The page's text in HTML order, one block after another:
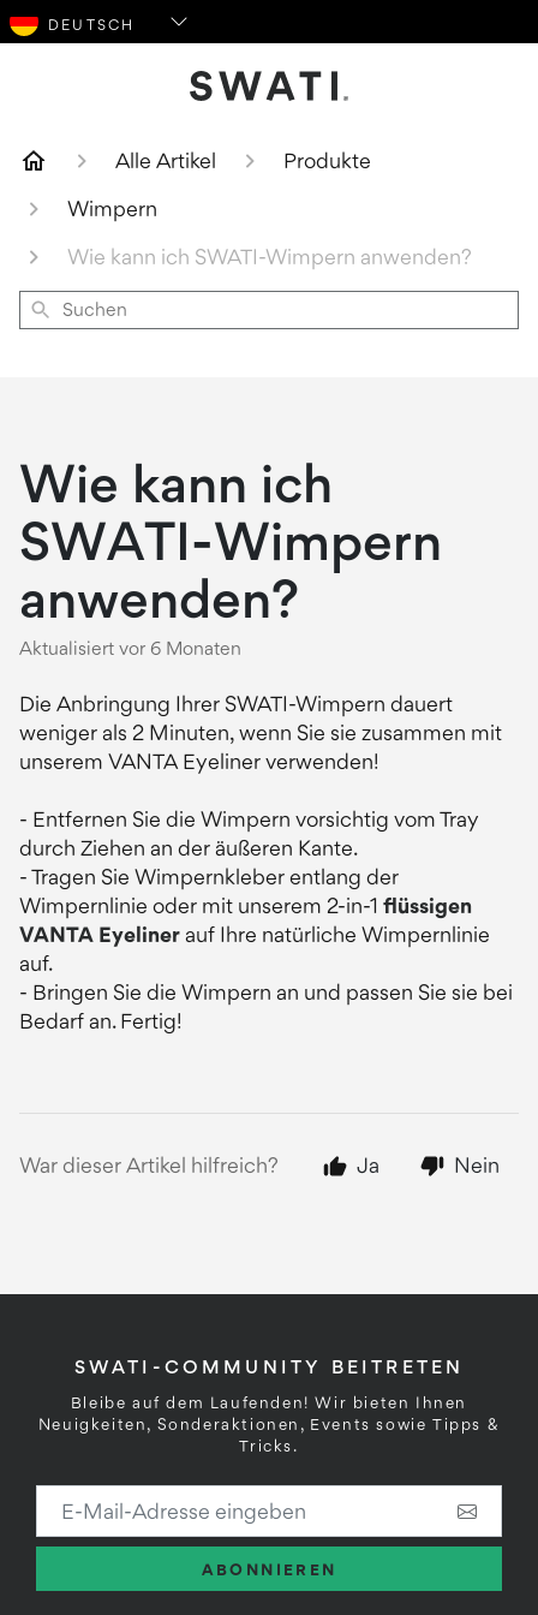
Alle Artikel
Produkte
Wimpern
Wie kann ich SWATI-Wimpern anwenden?
Suchen
Wie kann ich
SWATI-Wimpern
anwenden?
Aktualisiert vor 6 Monaten
Die Anbringung Ihrer SWATI-Wimpern dauert
weniger als 2 Minuten, wenn Sie sie zusammen mit
unserem VANTA Eyeliner verwenden!
- Entfernen Sie die Wimpern vorsichtig vom Tray
durch Ziehen an der äußeren Kante.
- Tragen Sie Wimpernkleber entlang der
Wimpernlinie oder mit unserem 2-in-1 flüssigen
VANTA Eyelinerauf Ihre natürliche Wimpernlinie
auf.
- Bringen Sie die Wimpern an und passen Sie sie bei
Bedarf an. Fertig!
War dieser Artikel hilfreich? Ja Nein
SWATI-COMMUNITY BEITRETEN
Bleibe auf dem Laufenden! Wir bieten Ihnen
Neuigkeiten, Sonderaktionen, Events sowie Tipps &
Tricks.
ABONNIEREN